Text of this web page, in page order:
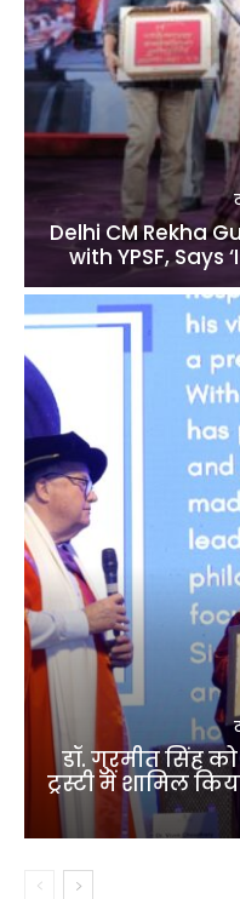
Delhi CM Rekha
with YPSF, Says
डॉ. गुरमीत सिंह
ट्रस्टी में शामिल